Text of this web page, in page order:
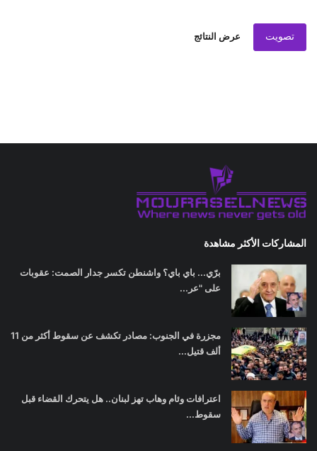
تصويت عرض النتائج
المشاركات الأكثر مشاهدة
برّي... باي باي؟ واشنطن تكسر جدار الصمت: عقوبات
على "عر...
مجزرة في الجنوب: مصادر تكشف عن سقوط أكثر من 11
ألف قتيل...
اعترافات وئام وهاب تهز لبنان.. هل يتحرك القضاء قبل
سقوط...